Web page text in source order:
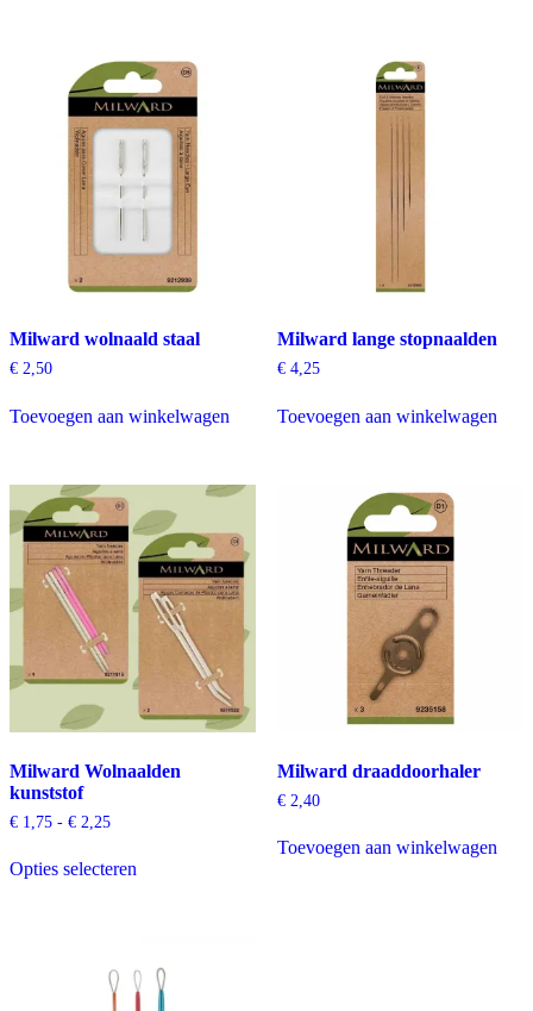
Milward wolnaald staal
€ 2,50
Toevoegen aan winkelwagen
Milward lange stopnaalden
€4,25
Toevoegen aan winkelwagen
Milward Wolnaalden
kunststof
€ 1,75 - € 2,25Prijsklasse:
€ 2,25
Opties selecterenproduct
optie
kan
Milward draaddoorhaler
€2,40
Toevoegen aan winkelwagen